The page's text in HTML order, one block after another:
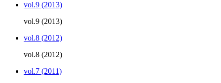
vol.9 (2013)
vol.9 (2013)
vol.8 (2012)
vol.8 (2012)
vol.7 (2011)